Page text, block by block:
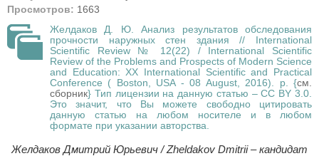
Просмотров: 1663
Желдаков Д. Ю. Анализ результатов обследования
прочности наружных стен здания // International
Scientific Review № 12(22) / International Scientific
Review of the Problems and Prospects of Modern Science
and Education: XX International Scientific and Practical
Conference ( Boston, USA - 08 August, 2016). p. {см.
сборник} Тип лицензии на данную статью – CC BY 3.0.
Это значит, что Вы можете свободно цитировать
данную статью на любом носителе и в любом
формате при указании авторства.
Желдаков Дмитрий Юрьевич / Zheldakov Dmitrii – кандидат